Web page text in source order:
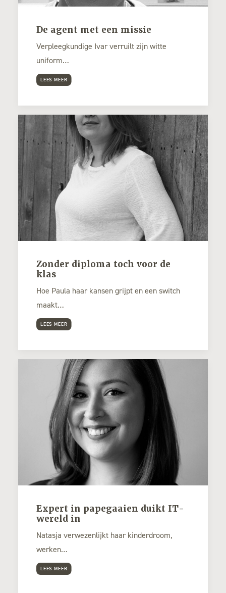
De agent met een missie
Verpleegkundige Ivar verruilt zijn witte
uniform…
LEES MEER
Zonder diploma toch voor de
klas
Hoe Paula haar kansen grijpt en een switch
maakt…
LEES MEER
Expert in papegaaien duikt IT-
wereld in
Natasja verwezenlijkt haar kinderdroom,
werken…
LEES MEER